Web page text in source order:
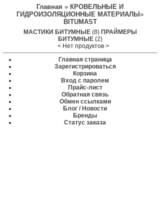
Главная » КРОВЕЛЬНЫЕ И
ГИДРОИЗОЛЯЦИОННЫЕ МАТЕРИАЛЫ »
BITUMAST
МАСТИКИ БИТУМНЫЕ(8) ПРАЙМЕРЫ
БИТУМНЫЕ(2)
< Нет продуктов >
Главная страница
Зарегистрироваться
Корзина
Вход с паролем
Прайс-лист
Обратная связь
Обмен ссылками
Блог / Новости
Бренды
Статус заказа